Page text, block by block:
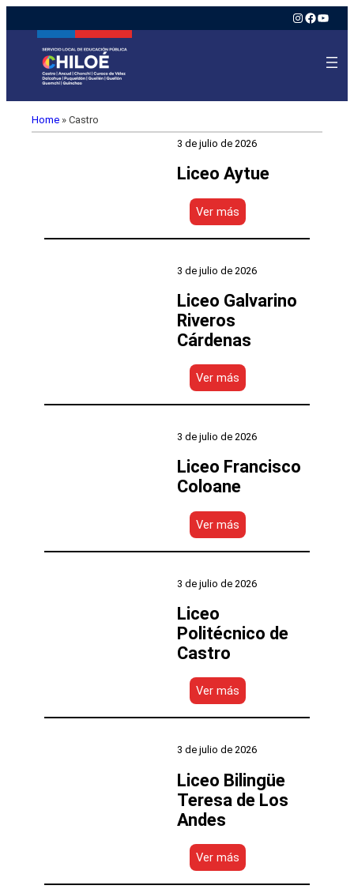
Instagram
Home » Castro
3 de julio de 2026
Liceo Aytue
Ver más
Liceo
Aytue
3 de julio de 2026
Liceo Galvarino
Riveros
Cárdenas
Ver más
Liceo
Galvarino
Cárdenas
3 de julio de 2026
Liceo Francisco
Coloane
Ver más
Liceo
Francisco
3 de julio de 2026
Liceo
Politécnico de
Castro
Ver más
Liceo
Politécnico
Castro
3 de julio de 2026
Liceo Bilingüe
Teresa de Los
Andes
Ver más
Liceo
Bilingüe